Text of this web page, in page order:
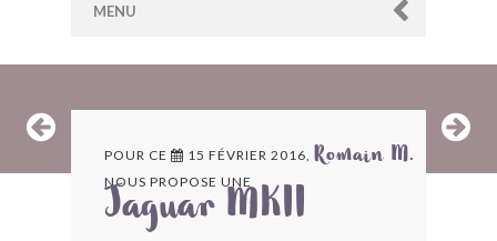
MENU
ARCHIVES
POUR CE 15 FÉVRIER 2016, Romain M.
NOUS PROPOSE UNE
Jaguar MKII